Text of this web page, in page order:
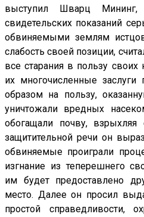
выступил Шварц
свидетельских показаний
обвиняемыми землям
слабость своей позиции,
все старания в пользу
их многочисленные
образом на пользу,
уничтожали вредных
обогащали почву,
защитительной речи он
обвиняемые проиграли
изгнание из теперешнего
им будет предоставлено
место. Далее он просил
простой справедливости,